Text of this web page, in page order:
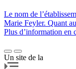
Le nom de
Marie Feyler. Quant
Plus d’information en
Un site de la